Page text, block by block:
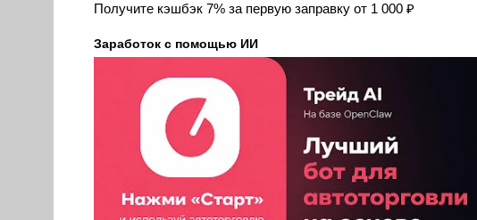
Получите кэшбэк 7% за первую заправку от 1 000 ₽
Заработок с помощью ИИ